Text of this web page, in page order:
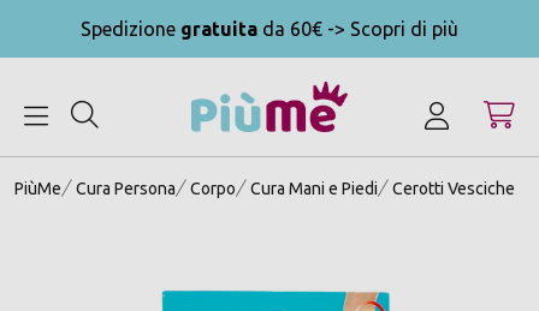
Spedizione gratuita da 60€ -> Scopri di più
PiùMe Cura Persona Corpo Cura Mani e Piedi Cerotti Vesciche